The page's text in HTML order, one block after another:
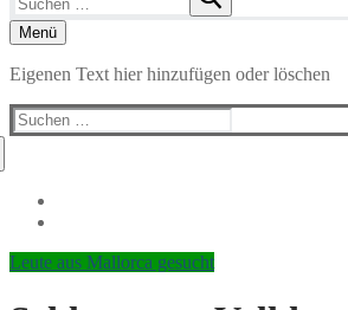
nach:
Menü
Eigenen Text hier hinzufügen oder löschen
Suchen
nach:
Leute aus Mallorca gesucht